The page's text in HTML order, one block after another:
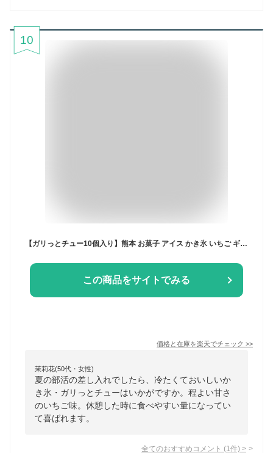
10
【ガリっとチュー10個入り】熊本 お菓子 アイス かき氷 いちご ギフト プレゼント お取り寄せ 贈り物 内祝い お誕生日 職場差し入れ プチギフト 残暑見舞 夏ギフト 冷たい ガリっとチュー ガリットチュウ
この商品をサイトでみる
価格と在庫を楽天でチェック >>
茉莉花(50代・女性)
夏の部活の差し入れでしたら、冷たくておいしいか
き氷・ガリっとチューはいかがですか。程よい甘さ
のいちご味。休憩した時に食べやすい量になってい
て喜ばれます。
全てのおすすめコメント (1 件) >